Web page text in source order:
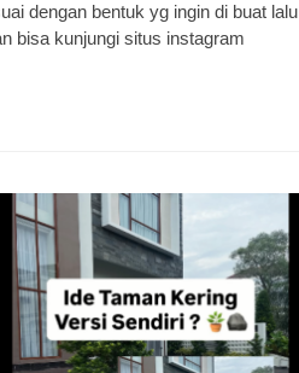
dengan bentuk yg ingin di buat lalu
bisa kunjungi situs instagram